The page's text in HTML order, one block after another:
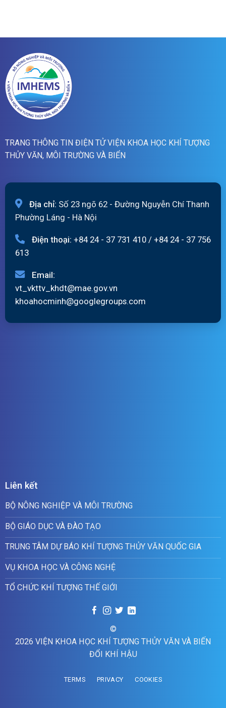
sông
TRANG THÔNG TIN ĐIỆN TỬ VIỆN KHOA HỌC KHÍ TƯỢNG
THỦY VĂN, MÔI TRƯỜNG VÀ BIỂN
Địa chỉ: Số 23 ngõ 62 - Đường Nguyễn Chí Thanh
Phường Láng - Hà Nội
Điện thoại: +84 24 - 37 731 410 / +84 24 - 37 756
613
Email:
vt_vkttv_khdt@mae.gov.vn
khoahocminh@googlegroups.com
Liên kết
BỘ NÔNG NGHIỆP VÀ MÔI TRƯỜNG
BỘ GIÁO DỤC VÀ ĐÀO TẠO
TRUNG TÂM DỰ BÁO KHÍ TƯỢNG THỦY VĂN QUỐC GIA
VỤ KHOA HỌC VÀ CÔNG NGHỆ
TỔ CHỨC KHÍ TƯỢNG THẾ GIỚI
©
2026 VIỆN KHOA HỌC KHÍ TƯỢNG THỦY VĂN VÀ BIẾN
ĐỔI KHÍ HẬU
TERMS PRIVACY COOKIES